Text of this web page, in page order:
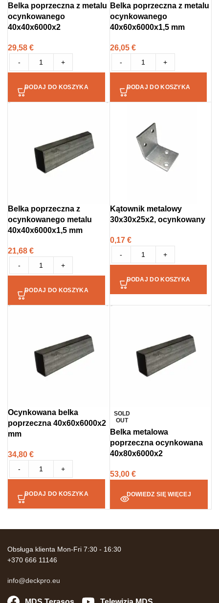
Belka poprzeczna z metalu
ocynkowanego
40x40x6000x2
29,58 €
- +
DODAJ DO KOSZYKA
Belka poprzeczna z metalu
ocynkowanego
40x60x6000x1,5 mm
26,05 €
- +
DODAJ DO KOSZYKA
Belka poprzeczna z
ocynkowanego metalu
40x40x6000x1,5 mm
21,68 €
- +
DODAJ DO KOSZYKA
Kątownik metalowy
30x30x25x2, ocynkowany
0,17 €
- +
DODAJ DO KOSZYKA
Ocynkowana belka
poprzeczna 40x60x6000x2
mm
34,80 €
- +
DODAJ DO KOSZYKA
SOLD
OUT
Belka metalowa
poprzeczna ocynkowana
40x80x6000x2
53,00 €
DOWIEDZ SIĘ WIĘCEJ
Obsługa klienta Mon-Fri 7:30 - 16:30
+370 666 11146
info@deckpro.eu